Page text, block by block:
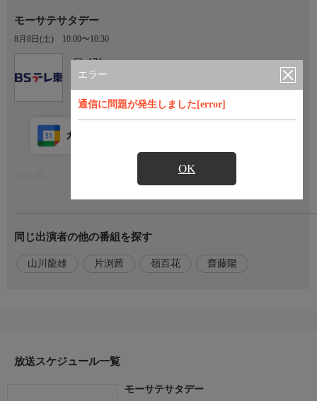
エラー
通信に問題が発生しました[error]
OK
モーサテサタデー
8月8日(土) 10:00〜10:30
Ch.171
BSテレ東
カレンダー登録
番組内容1
▼「ウォール街エクスプレス」 ＮＹ証券取引所と提携し、ウォ
ール街の最新情報をＮＹ支局のキャスターや記者がわかりやすく
ます。
同じ出演者の他の番組を探す
山川龍雄 片渕茜 嶺百花 齋藤陽
放送スケジュール一覧
モーサテサタデー